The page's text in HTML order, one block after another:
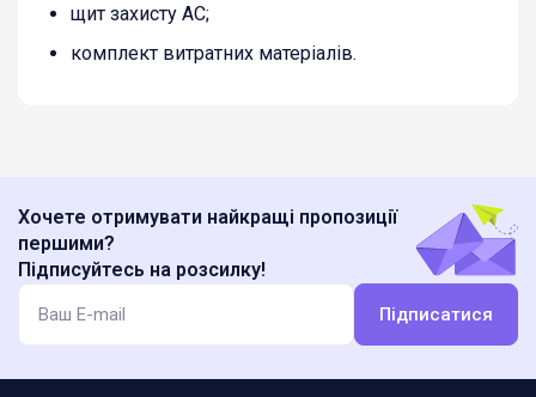
щит захисту AC;
комплект витратних матеріалів.
Хочете отримувати найкращі пропозиції
першими?
Підписуйтесь на розсилку!
Підписатися